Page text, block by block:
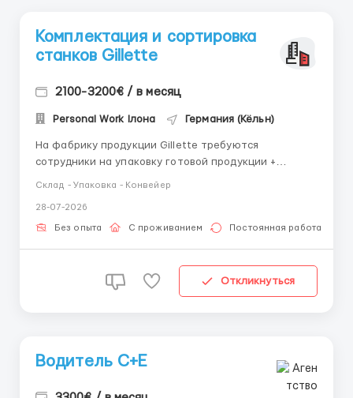
Комплектация и сортировка
станков Gillette
2100-3200€ / в месяц
Personal Work Ілона Германия (Кёльн)
На фабрику продукции Gillette требуются
сотрудники на упаковку готовой продукции +
2100-3200Э/нетто; 12Э/ час (нетто); +20% за работу
в ночные смены; +50% за сверхурочные часы; +100%
Склад - Упаковка - Конвейер
28-07-2026
Без опыта С проживанием Постоянная работа
Откликнуться
Водитель С+Е